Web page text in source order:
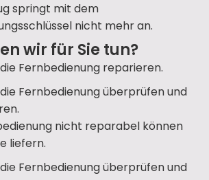
springt mit dem
nicht mehr an.
wir für Sie tun?
Fernbedienung reparieren.
Fernbedienung überprüfen und
nicht reparabel können
liefern.
Fernbedienung überprüfen und